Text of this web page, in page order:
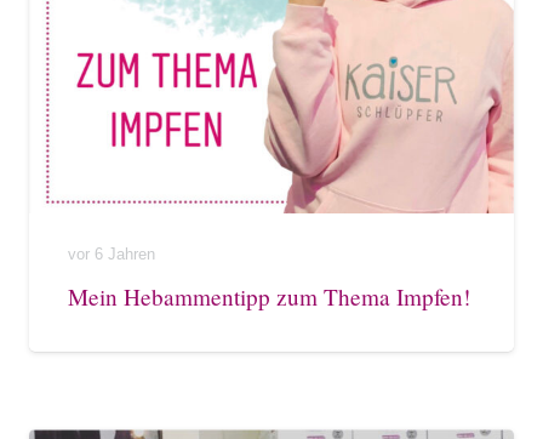
vor 6 Jahren
Mein Hebammentipp zum Thema Impfen!